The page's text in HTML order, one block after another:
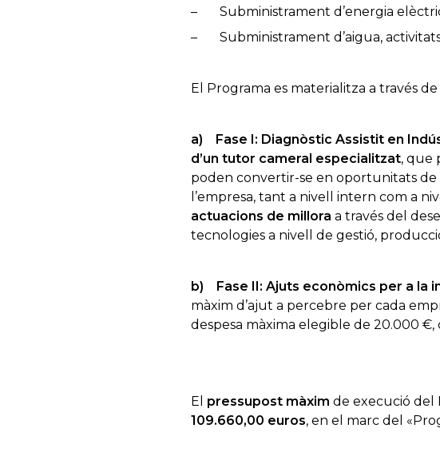
– Subministrament d’energia
– Subministrament d’aigua, activitats
El Programa es materialitza a través
a) Fase I: Diagnòstic Assistit en
d’un tutor cameral especialitzat, que
poden convertir-se en oportunitats de
l’empresa, tant a nivell intern com a
actuacions de millora a través del
tecnologies a nivell de gestió,
b) Fase II: Ajuts econòmics per a la
màxim d’ajut a percebre per cada
despesa màxima elegible de 20.000 €,
El pressupost màxim de execució del
109.660,00 euros, en el marc del